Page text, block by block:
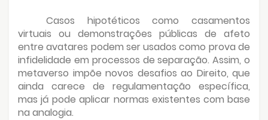
Casos hipotéticos como casamentos
virtuais ou demonstrações públicas de afeto
entre avatares podem ser usados como prova de
infidelidade em processos de separação. Assim, o
metaverso impõe novos desafios ao Direito, que
ainda carece de regulamentação específica,
mas já pode aplicar normas existentes com base
na analogia.